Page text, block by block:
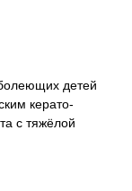
детей
керато-
с тяжёлой